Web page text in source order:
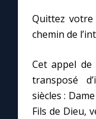
Quittez votre
chemin de
Cet appel de
transposé
siècles :
Fils de Dieu,